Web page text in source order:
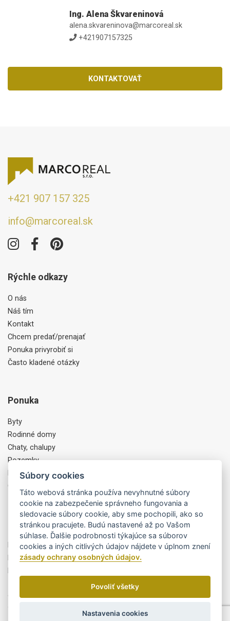
Ing. Alena Škvareninová
alena.skvareninova@marcoreal.sk
+421907157325
KONTAKTOVAŤ
+421 907 157 325
info@marcoreal.sk
Rýchle odkazy
O nás
Náš tím
Kontakt
Chcem predať/prenajať
Ponuka privyrobiť si
Často kladené otázky
Ponuka
Byty
Rodinné domy
Chaty, chalupy
Pozemky
Komercia, Objekty
Ostatné
Partneri
Byty Trikota
MiPEdesign
Cookies
Súbory cookies
Táto webová stránka používa nevyhnutné súbory
cookie na zabezpečenie správneho fungovania a
sledovacie súbory cookie, aby sme pochopili, ako so
stránkou pracujete. Budú nastavené až po Vašom
súhlase. Ďalšie podrobnosti týkajúce sa súborov
cookies a iných citlivých údajov nájdete v úplnom znení
zásady ochrany osobných údajov.
Povoliť všetky
Nastavenia cookies